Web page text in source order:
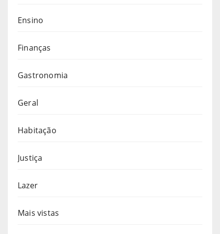
Ensino
Finanças
Gastronomia
Geral
Habitação
Justiça
Lazer
Mais vistas